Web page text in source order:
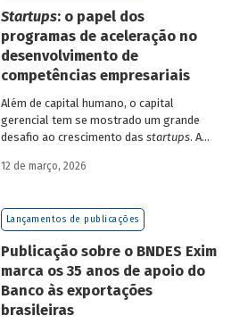
Startups: o papel dos
programas de aceleração no
desenvolvimento de
competências empresariais
Além de capital humano, o capital
gerencial tem se mostrado um grande
desafio ao crescimento das startups. A
como programas de aceleração têm
desafio.
12 de março, 2026
Lançamentos de publicações
Publicação sobre o BNDES Exim
marca os 35 anos de apoio do
Banco às exportações
brasileiras